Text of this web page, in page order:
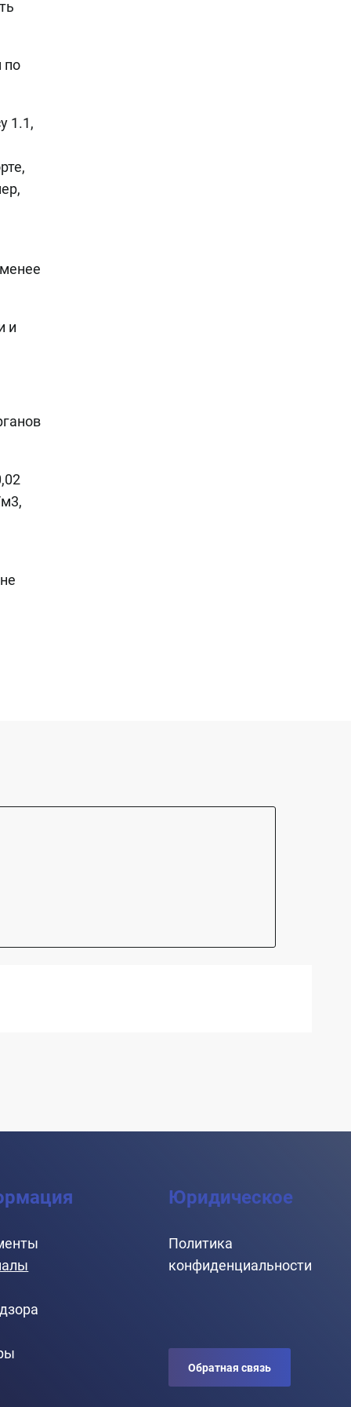
по
1.1,
и
Юридическое
Политика
конфиденциальности
Обратная связь